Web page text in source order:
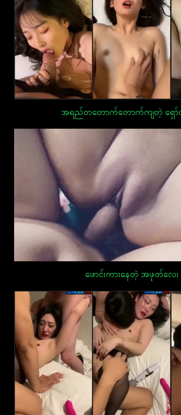
အရည်တတောက်တောက်ကျတဲ့ ရှော်
ဖောင်းကားနေတဲ့ အဖုတ်လေး